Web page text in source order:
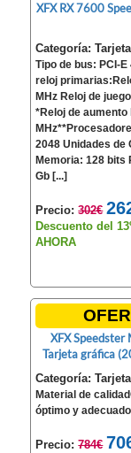
XFX RX 7600
Categoría:
Tipo de bus: PCI-
reloj
MHz Reloj de
*Reloj de aumento
2048 Unidades de
Memoria: 128 bits
Gb [...]
Precio:302€
Descuento del
AHORA
XFX Speedster
Tarjeta gráfica
Categoría:
Material de
óptimo y
Precio:784€